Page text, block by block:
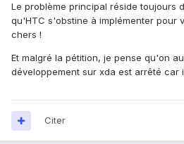
Le problème principal réside toujours
qu'HTC s'obstine à implémenter pour
chers !
Et malgré la pétition, je pense qu'on
développement sur xda est arrêté car
Citer